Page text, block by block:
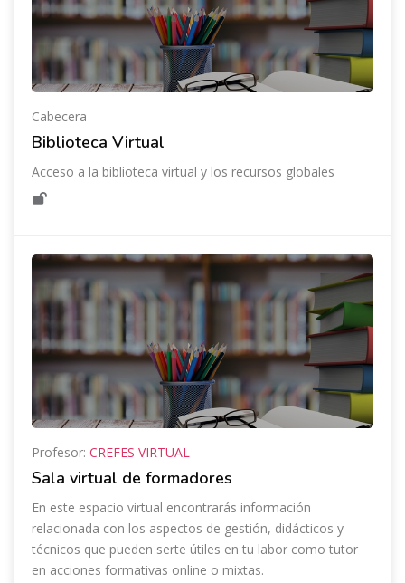
Cabecera
Biblioteca Virtual
Acceso a la biblioteca virtual y los recursos globales
Profesor: CREFES VIRTUAL
Sala virtual de formadores
En este espacio virtual encontrarás información
relacionada con los aspectos de gestión, didácticos y
técnicos que pueden serte útiles en tu labor como tutor
en acciones formativas online o mixtas.